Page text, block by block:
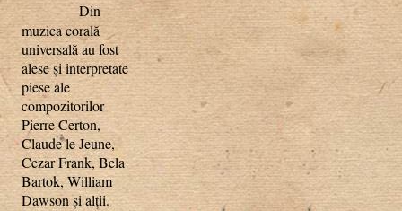
Din
muzica corală
universală au fost
alese şi interpretate
piese ale
compozitorilor
Pierre Certon,
Claude le Jeune,
Cezar Frank, Bela
Bartok, William
Dawson şi alţii.